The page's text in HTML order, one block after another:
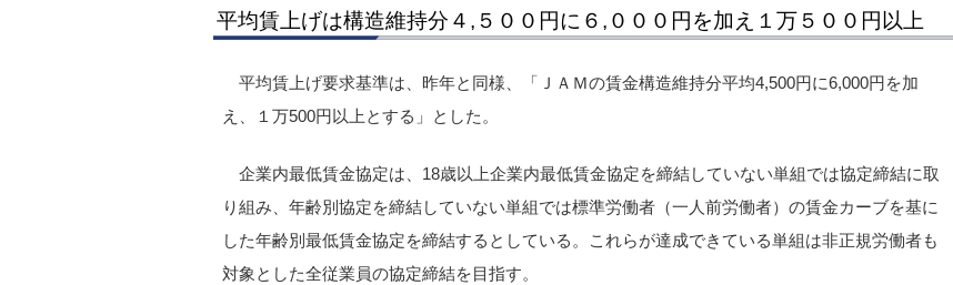
平均賃上げは構造維持分４,５００円に６,０００円を加え１万５００円以上
平均賃上げ要求基準は、昨年と同様、「ＪＡＭの賃金構造維持分平均4,500円に6,000円を加
え、１万500円以上とする」とした。
企業内最低賃金協定は、18歳以上企業内最低賃金協定を締結していない単組では協定締結に取
り組み、年齢別協定を締結していない単組では標準労働者（一人前労働者）の賃金カーブを基に
した年齢別最低賃金協定を締結するとしている。これらが達成できている単組は非正規労働者も
対象とした全従業員の協定締結を目指す。